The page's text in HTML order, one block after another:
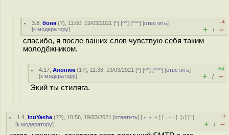
3.8 ,боня (?), 11:00, 19/03/2021 [^] [^^] [^^^] [ответить]
[к модератору]
–4
+ / –
спасибо, я после ваших слов чувствую себя таким
молодёжником.
4.17 ,Аноним (17), 11:38, 19/03/2021 [^] [^^] [^^^] [ответить]
[к модератору]
+4
+ / –
Экий ты стиляга.
1.4 ,InuYasha (??), 10:56, 19/03/2021 [ответить] [ ﹢﹢﹢] [ · · ·][↓] [↑]
[к модератору]
–7
+ / –